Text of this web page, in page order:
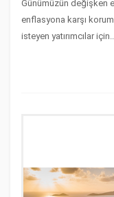
Günümüzün değişken
enflasyona karşı
isteyen yatırımcılar